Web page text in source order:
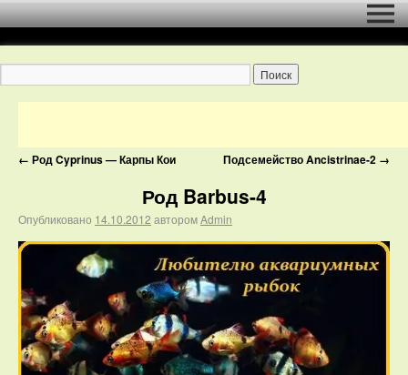
← Род Cyprinus — Карпы Кои Подсемейство Ancistrinae-2 →
Род Barbus-4
Опубликовано 14.10.2012 авторомAdmin